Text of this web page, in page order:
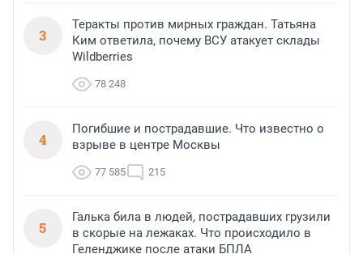
3
Теракты против мирных граждан. Татьяна
Ким ответила, почему ВСУ атакует склады
Wildberries
78 248
4
Погибшие и пострадавшие. Что известно о
взрыве в центре Москвы
77 585 215
5
Галька била в людей, пострадавших грузили
в скорые на лежаках. Что происходило в
Геленджике после атаки БПЛА